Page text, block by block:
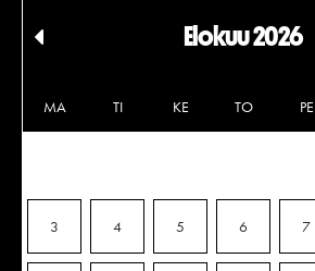
Edellinen
Elokuu 2026
MA TI KE TO PE
3 4 5 6 7